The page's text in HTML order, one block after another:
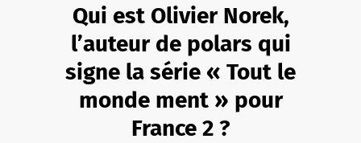
Qui est Olivier Norek,
l’auteur de polars qui
signe la série « Tout le
monde ment » pour
France 2 ?